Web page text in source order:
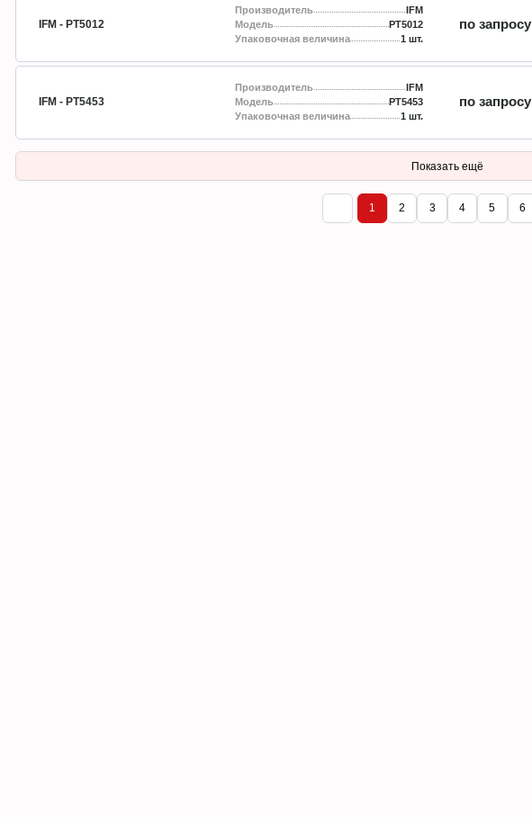
IFM - PT5012
Производитель
IFM
Модель
PT5012
Упаковочная величина
1 шт.
по запросу
IFM - PT5453
Производитель
IFM
Модель
PT5453
Упаковочная величина
1 шт.
по запросу
Показать ещё
1 2 3 4 5 6